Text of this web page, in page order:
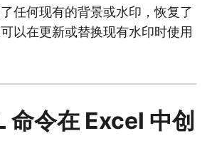
任何现有的背景或水印，恢复了
以在更新或替换现有水印时使用
命令在 Excel 中创